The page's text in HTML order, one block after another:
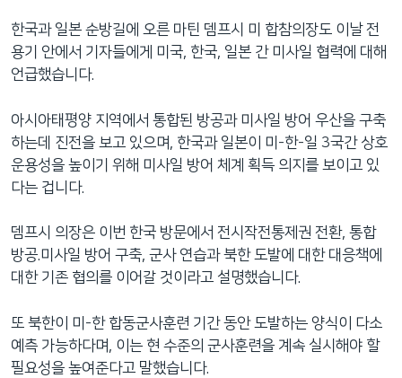
한국과 일본 순방길에 오른 마틴 뎀프시 미 합참의장도 이날 전
용기 안에서 기자들에게 미국, 한국, 일본 간 미사일 협력에 대해
언급했습니다.
아시아태평양 지역에서 통합된 방공과 미사일 방어 우산을 구축
하는데 진전을 보고 있으며, 한국과 일본이 미-한-일 3국간 상호
운용성을 높이기 위해 미사일 방어 체계 획득 의지를 보이고 있
다는 겁니다.
뎀프시 의장은 이번 한국 방문에서 전시작전통제권 전환, 통합
방공.미사일 방어 구축, 군사 연습과 북한 도발에 대한 대응책에
대한 기존 협의를 이어갈 것이라고 설명했습니다.
또 북한이 미-한 합동군사훈련 기간 동안 도발하는 양식이 다소
예측 가능하다며, 이는 현 수준의 군사훈련을 계속 실시해야 할
필요성을 높여준다고 말했습니다.